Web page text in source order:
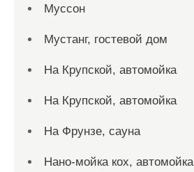
Муссон
Мустанг, гостевой дом
На Крупской, автомойка
На Крупской, автомойка
На Фрунзе, сауна
Нано-мойка кох, автомойка